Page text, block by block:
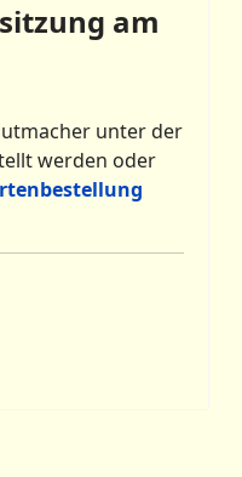
am
unter der
werden oder